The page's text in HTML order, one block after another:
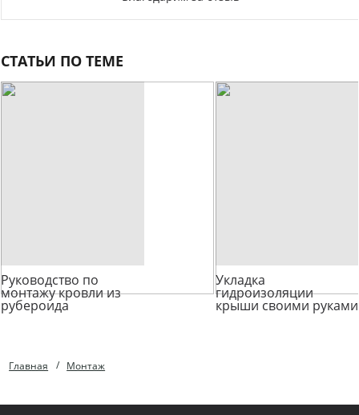
СТАТЬИ ПО ТЕМЕ
Руководство по
монтажу кровли из
рубероида
Укладка
гидроизоляции
крыши своими руками
Главная Монтаж